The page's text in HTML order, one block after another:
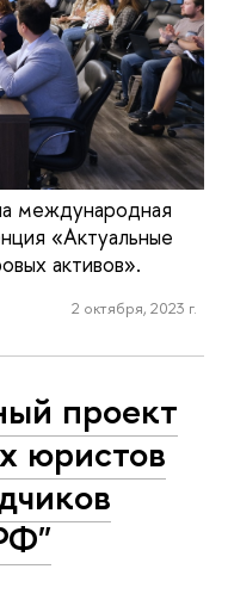
международная
«Актуальные
активов».
2 октября, 2023 г.
проект
юристов